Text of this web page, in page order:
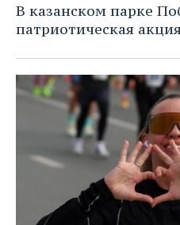
В казанском парке
патриотическая